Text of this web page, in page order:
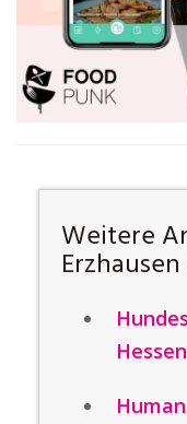
Weitere
Hessen